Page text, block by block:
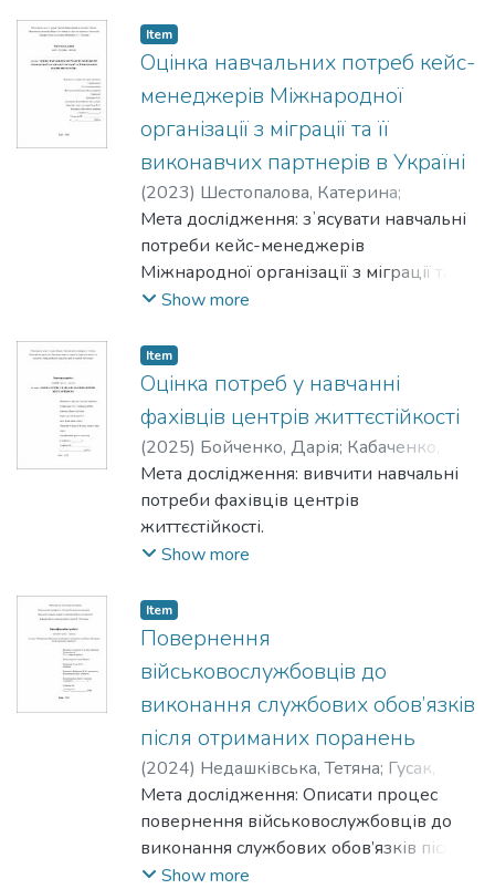
децентралізації на прикладі ОТГ м. Буча
Київської обл.; виявити основні
проблеми та недоліки функціонування
означених моделей практики надання
соціальних послуг; розробити
рекомендації щодо удосконалення
процесу надання соціальних послуг в
умовах
децентралізації для ОТГ м. Буча
Київської обл.
Об'єкт дослідження- соціальні послуги в
Предмет дослідження- надання
соціальних послуг в умовах
децентралізації на прикладі ОТГ м. Буча
Київської обл.
Методологія дослідження. Якісне
дослідження під час якого проведено
телефонні напівструктуровані інтерв'ю
з 18 респондентами та проаналізовано
Обсяг роботи становить 67 сторінок, на
яких представлено 7 таблиць і 2
додатки. В дослідженні розкрито
теоретичні аспекти надання соціальних
послуг
в громаді, проаналізовано процес
надання соціальних послуг в ОТГ м.
Буча.
потреб населення.
Item
Оцінка навчальних потреб кейс-
менеджерів Міжнародної
організації з міграції та її
виконавчих партнерів в Україні
(2023) Шестопалова, Катерина;
Кабаченко, Надія
Мета дослідження: зʼясувати навчальні
потреби кейс-менеджерів
Міжнародної організації з міграції та
соціальних працівників її партнерських
Show more
Item
Оцінка потреб у навчанні
фахівців центрів життєстійкості
(2025) Бойченко, Дарія; Кабаченко,
Надія
Мета дослідження: вивчити навчальні
потреби фахівців центрів
життєстійкості.
Show more
Item
Повернення
військовослужбовців до
виконання службових обов’язків
після отриманих поранень
(2024) Недашківська, Тетяна; Гусак,
Наталія
Мета дослідження: Описати процес
повернення військовослужбовців до
виконання службових обов’язків після
отриманих поранень.
Show more